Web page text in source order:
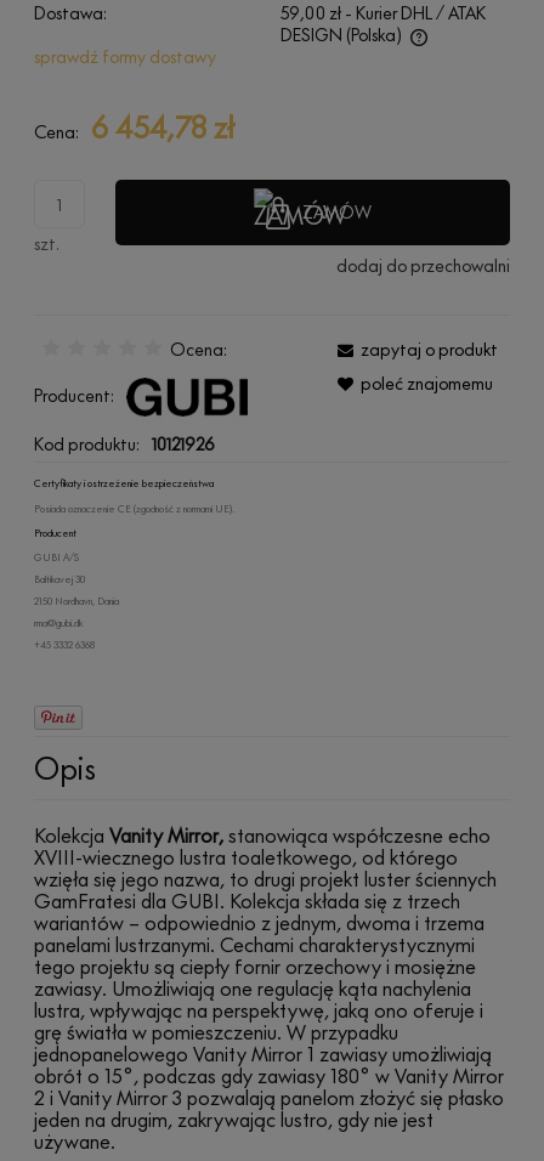
Dostawa:
59,00 zł - Kurier DHL / ATAK
DESIGN (Polska)
Cena nie zawiera ewentualnych kosztów płatności
sprawdź formy dostawy
Cena: 6 454,78 zł
szt.
ZAMÓW
dodaj do przechowalni
Ocena:
Producent:
Kod produktu: 10121926
zapytaj o produkt
poleć znajomemu
Certyfikaty i ostrzeżenie bezpieczeństwa
Posiada oznaczenie CE (zgodność z normami UE).
Producent
GUBI A/S
Baltikavej 30
2150 Nordhavn, Dania
rma@gubi.dk
+45 3332 6368
Opis
Kolekcja Vanity Mirror,stanowiąca współczesne echo
XVIII-wiecznego lustra toaletkowego, od którego
wzięła się jego nazwa, to drugi projekt luster ściennych
GamFratesi dla GUBI. Kolekcja składa się z trzech
wariantów – odpowiednio z jednym, dwoma i trzema
panelami lustrzanymi. Cechami charakterystycznymi
tego projektu są ciepły fornir orzechowy i mosiężne
zawiasy. Umożliwiają one regulację kąta nachylenia
lustra, wpływając na perspektywę, jaką ono oferuje i
grę światła w pomieszczeniu. W przypadku
jednopanelowego Vanity Mirror 1 zawiasy umożliwiają
obrót o 15°, podczas gdy zawiasy 180° w Vanity Mirror
2 i Vanity Mirror 3 pozwalają panelom złożyć się płasko
jeden na drugim, zakrywając lustro, gdy nie jest
używane.